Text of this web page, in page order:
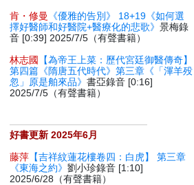
肯・修曼
《優雅的告別》 18+19《如何選
擇好醫師和好醫院+醫療化的悲歌》景梅錄
音 [0:39] 2025/7/5（有聲書籍）
林志國
【為帝王上菜：歷代宮廷御醫傳奇】
第四篇《隋唐五代時代》第三章《「渾羊殁
忽」原是舶來品》書亞錄音 [0:16]
2025/7/5（有聲書籍）
好書更新 2025年6月
藤萍 【吉祥紋蓮花樓卷四：白虎】 第三章
《東海之約》劉小珍錄音 [1:10]
2025/6/28（有聲書籍）